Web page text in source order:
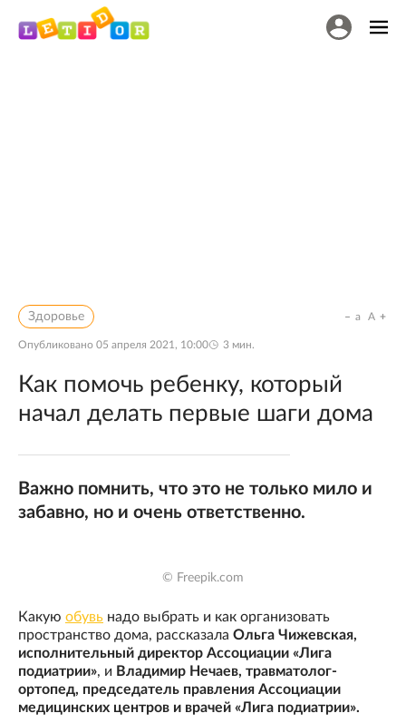
Здоровье
Опубликовано 05 апреля 2021, 10:00 3 мин.
a A
Как помочь ребенку, который
начал делать первые шаги дома
Важно помнить, что это не только мило и
забавно, но и очень ответственно.
© Freepik.com
Какую обувь надо выбрать и как организовать
пространство дома, рассказала Ольга Чижевская,
исполнительный директор Ассоциации «Лига
подиатрии», и Владимир Нечаев, травматолог-
ортопед, председатель правления Ассоциации
медицинских центров и врачей «Лига подиатрии».